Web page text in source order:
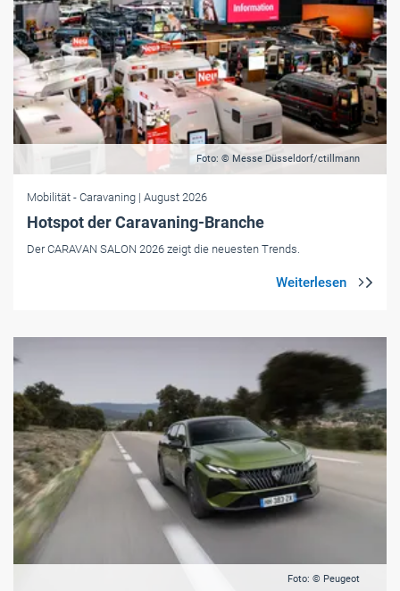
Foto: © Messe Düsseldorf/ctillmann
Mobilität - Caravaning | August 2026
Hotspot der Caravaning-Branche
Der CARAVAN SALON 2026 zeigt die neuesten Trends.
Foto: © Peugeot